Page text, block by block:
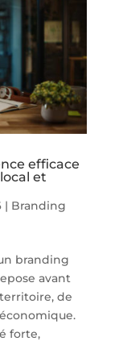
efficace
et
| Branding
branding
avant
de
forte,